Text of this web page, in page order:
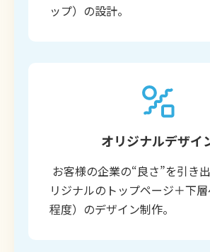
ップ）の設計。
オリジナルデザイ
お客様の企業の“良さ”を引き
リジナルのトップページ＋下
程度）のデザイン制作。